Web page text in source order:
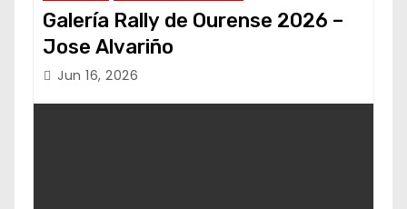
Galería Rally de Ourense 2026 –
Jose Alvariño
Jun 16, 2026